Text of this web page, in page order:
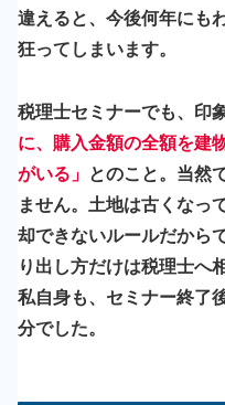
違えると、今後何年にも
狂ってしまいます。
税理士セミナーでも、印
に、購入金額の全額を建
がいる」 とのこと。当然
ません。土地は古くなっ
却できないルールだから
り出し方だけは税理士へ
私自身も、セミナー終了
分でした。